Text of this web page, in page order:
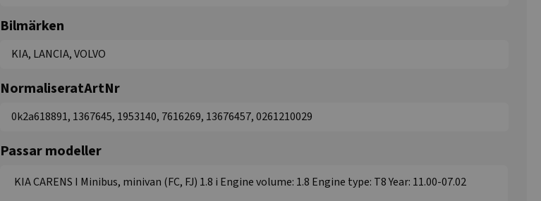
Bilmärken
KIA, LANCIA, VOLVO
NormaliseratArtNr
0k2a618891, 1367645, 1953140, 7616269, 13676457, 0261210029
Passar modeller
KIA CARENS I Minibus, minivan (FC, FJ) 1.8 i Engine volume: 1.8 Engine type: T8 Year: 11.00-07.02